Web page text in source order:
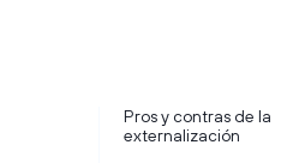
Pros y contras de la
externalización